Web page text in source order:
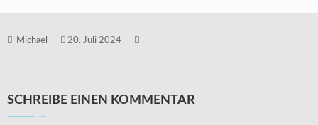
Michael 20. Juli 2024
SCHREIBE EINEN KOMMENTAR